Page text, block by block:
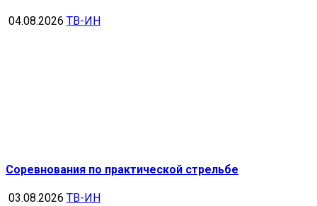
04.08.2026 ТВ-ИН
Соревнования по практической стрельбе
03.08.2026 ТВ-ИН